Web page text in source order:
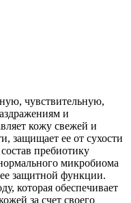
чувствительную,
и
кожу свежей и
защищает ее от сухости
пребиотику
микробиома
защитной функции.
которая обеспечивает
за счет своего